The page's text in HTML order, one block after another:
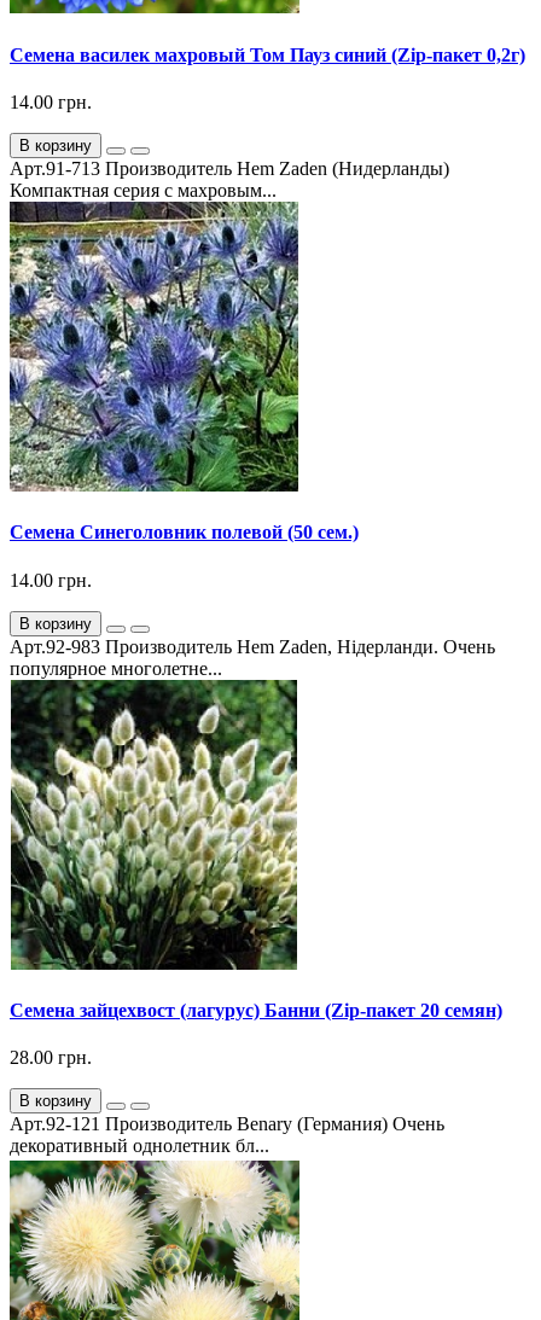
Семена василек махровый Том Пауз синий (Zip-пакет 0,2г)
14.00 грн.
В корзину
Арт.91-713 Производитель Hem Zaden (Нидерланды)
Компактная серия с махровым...
Семена Синеголовник полевой (50 сем.)
14.00 грн.
В корзину
Арт.92-983 Производитель Hem Zaden, Нідерланди. Очень
популярное многолетне...
Семена зайцехвост (лагурус) Банни (Zip-пакет 20 семян)
28.00 грн.
В корзину
Арт.92-121 Производитель Benary (Германия) Очень
декоративный однолетник бл...